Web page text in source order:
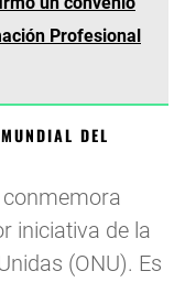
Profesional
DEL
conmemora
iniciativa de la
(ONU). Es